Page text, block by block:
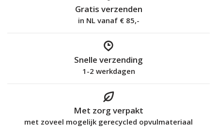
Gratis verzenden
in NL vanaf € 85,-
Snelle verzending
1-2 werkdagen
Met zorg verpakt
met zoveel mogelijk gerecycled opvulmateriaal